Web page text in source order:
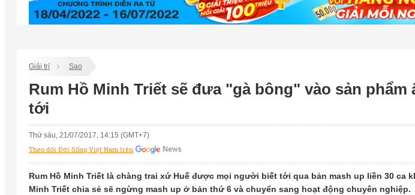
Giải trí Sao
Rum Hồ Minh Triết sẽ đưa "gà bông" vào sản phẩm
tới
Thứ sáu, 21/07/2017, 14:15 (GMT+7)
Theo dõi Đời Sống Việt Nam trên
Rum Hồ Minh Triết là chàng trai xứ Huế được mọi người biết tới qua bản mash up liền 30 ca
Minh Triết chia sẻ sẽ ngừng mash up ở bản thứ 6 và chuyển sang hoạt động chuyên nghiệp.